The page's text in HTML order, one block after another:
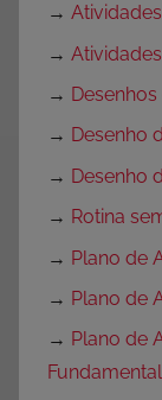
→
→
→
→ Desenho
→ Desenho
→ Rotina
→ Plano de
→ Plano de
→ Plano de
Fundamental